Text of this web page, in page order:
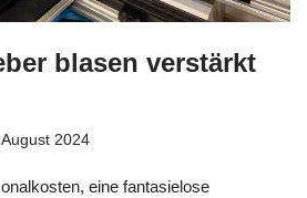
blasen verstärkt
2024
eine fantasielose